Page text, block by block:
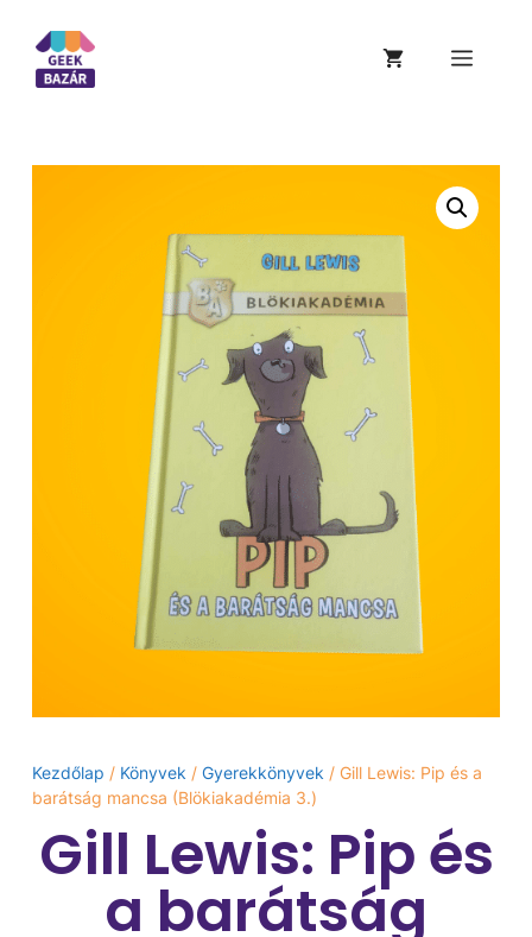
Kezdőlap / Könyvek / Gyerekkönyvek / Gill Lewis: Pip és a
barátság mancsa (Blökiakadémia 3.)
Gill Lewis: Pip és
a barátság